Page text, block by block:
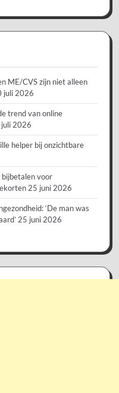
ME/CVS zijn niet alleen
juli 2026
trend van online
2026
helper bij onzichtbare
bijbetalen voor
25 juni 2026
‘De man was
25 juni 2026